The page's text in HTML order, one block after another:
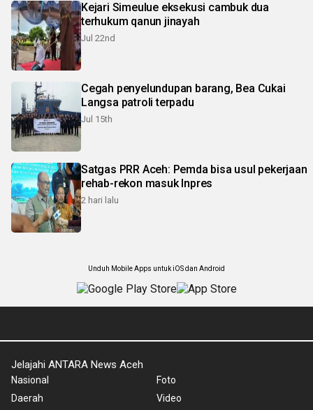
Kejari Simeulue eksekusi cambuk dua
terhukum qanun jinayah
Jul 22nd
Cegah penyelundupan barang, Bea Cukai
Langsa patroli terpadu
Jul 15th
Satgas PRR Aceh: Pemda bisa usul pekerjaan
rehab-rekon masuk Inpres
2 hari lalu
Unduh Mobile Apps untuk iOS dan Android
Jelajahi ANTARA News Aceh
Nasional
Daerah
Foto
Video